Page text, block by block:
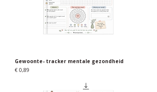
Gewoonte- tracker mentale gezondheid
Prijs
€ 0,89